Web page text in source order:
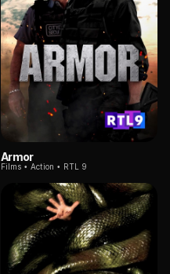
Armor
Films Action RTL 9